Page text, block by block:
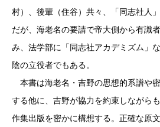
村）、後輩（住谷）共々、「同志社人
だが、海老名の要請で帝大側から有識
み、法学部に「同志社アカデミズム」
陰の立役者でもある。
本書は海老名・吉野の思想的系譜や
する他に、吉野が協力を約束しながら
作集出版を密かに構想する。正確な原